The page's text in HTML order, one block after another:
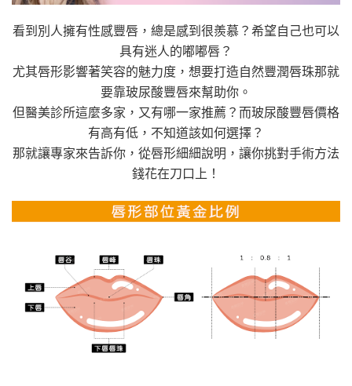
打
造
性
感
嘟
嘟
唇！〉
中
看到別人擁有性感豐唇，總是感到很羨慕？希望自己也可以
具有迷人的嘟嘟唇？
尤其唇形影響著笑容的魅力度，想要打造自然豐潤唇珠那就
要靠玻尿酸豐唇來幫助你。
但醫美診所這麼多家，又有哪一家推薦？而玻尿酸豐唇價格
有高有低，不知道該如何選擇？
那就讓專家來告訴你，從唇形細細說明，讓你挑對手術方法
錢花在刀口上！